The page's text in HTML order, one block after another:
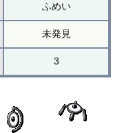
ふめい
未発見
3